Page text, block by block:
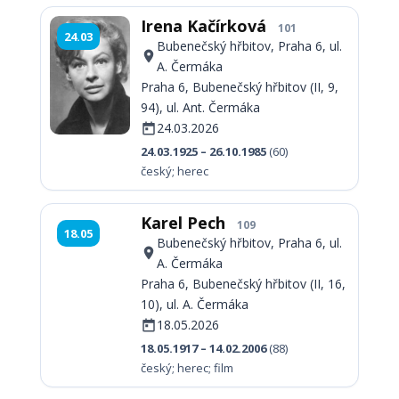
24.03 Irena Kačírková 101
Bubenečský hřbitov, Praha 6, ul.
A. Čermáka
Praha 6, Bubenečský hřbitov (II, 9,
94), ul. Ant. Čermáka
24.03.2026
24.03.1925 – 26.10.1985 (60)
český; herec
18.05 Karel Pech 109
Bubenečský hřbitov, Praha 6, ul.
A. Čermáka
Praha 6, Bubenečský hřbitov (II, 16,
10), ul. A. Čermáka
18.05.2026
18.05.1917 – 14.02.2006(88)
český; herec; film